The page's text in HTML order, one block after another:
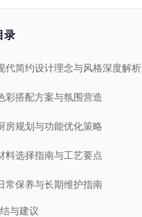
录
代简约设计理念与风格深度解析
彩搭配方案与氛围营造
房规划与功能优化策略
料选择指南与工艺要点
常保养与长期维护指南
与建议